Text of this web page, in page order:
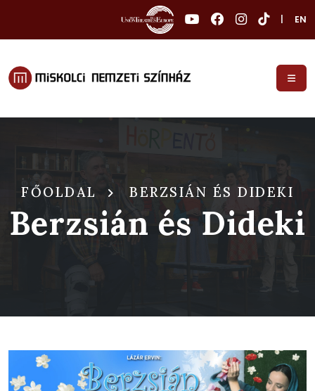
EN
FŐOLDAL BERZSIÁN ÉS DIDEKI
Berzsián és Dideki